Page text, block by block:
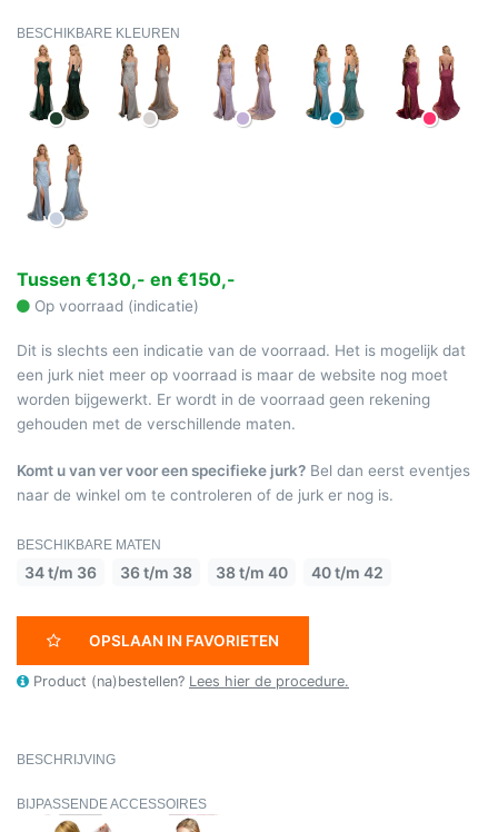
BESCHIKBARE KLEUREN
Tussen €130,- en €150,-
Op voorraad (indicatie)
Dit is slechts een indicatie van de voorraad. Het is mogelijk dat
een jurk niet meer op voorraad is maar de website nog moet
worden bijgewerkt. Er wordt in de voorraad geen rekening
gehouden met de verschillende maten.
Komt u van ver voor een specifieke jurk? Bel dan eerst eventjes
naar de winkel om te controleren of de jurk er nog is.
BESCHIKBARE MATEN
34 t/m 36 36 t/m 38 38 t/m 40 40 t/m 42
OPSLAAN IN FAVORIETEN
Product (na)bestellen? Lees hier de procedure.
BESCHRIJVING
BIJPASSENDE ACCESSOIRES